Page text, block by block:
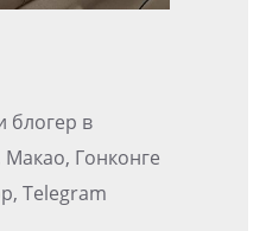
блогер в
Гонконге
Telegram